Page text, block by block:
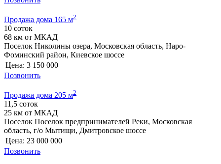
Продажа дома 165 м2
10 соток
68 км от МКАД
Поселок Николины озера, Московская область, Наро-
Фоминский район, Киевское шоссе
Цена: 3 150 000
Позвонить
Продажа дома 205 м2
11,5 соток
25 км от МКАД
Поселок Поселок предпринимателей Реки, Московская
область, г/о Мытищи, Дмитровское шоссе
Цена: 23 000 000
Позвонить